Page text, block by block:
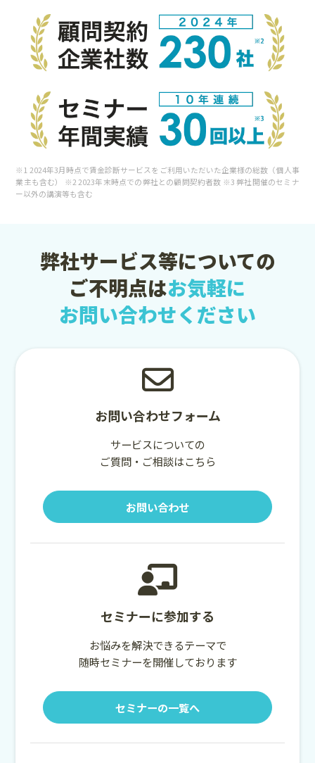
※1 2024年3月時点で賃金診断サービスをご利用いただいた企業様の総数（個人事
業主も含む） ※2 2023年末時点での弊社との顧問契約者数 ※3 弊社開催のセミナ
ー以外の講演等も含む
弊社サービス等についての
ご不明点はお気軽に
お問い合わせください
お問い合わせフォーム
サービスについての
ご質問・ご相談はこちら
お問い合わせ
セミナーに参加する
お悩みを解決できるテーマで
随時セミナーを開催しております
セミナーの一覧へ